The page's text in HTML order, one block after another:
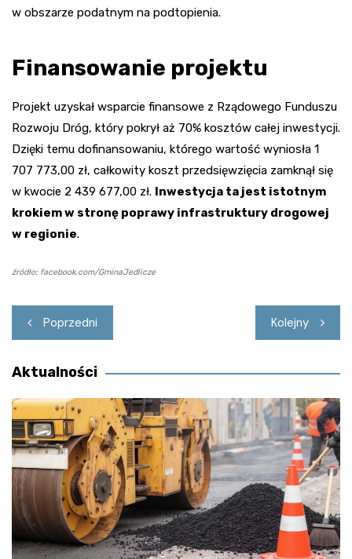
w obszarze podatnym na podtopienia.
Finansowanie projektu
Projekt uzyskał wsparcie finansowe z Rządowego Funduszu
Rozwoju Dróg, który pokrył aż 70% kosztów całej inwestycji.
Dzięki temu dofinansowaniu, którego wartość wyniosła 1
707 773,00 zł, całkowity koszt przedsięwzięcia zamknął się
w kwocie 2 439 677,00 zł. Inwestycja ta jest istotnym
krokiem w stronę poprawy infrastruktury drogowej
w regionie.
źródło: facebook.com/GminaJedlicze
Nawigacja
wpisu
Poprzedni Kolejny
Aktualności